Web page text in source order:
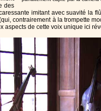
des
imitant avec suavité la
contrairement à la trompette
aspects de cette voix unique ici